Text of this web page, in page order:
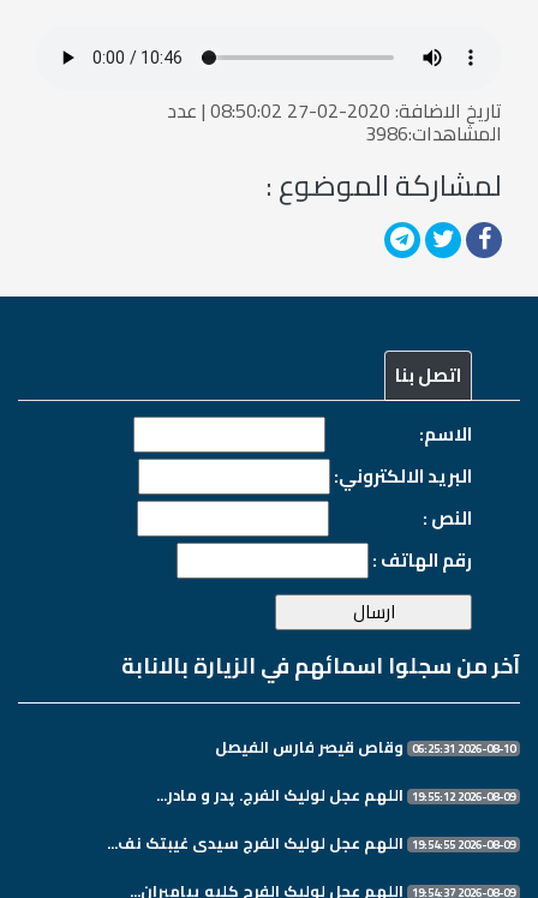
تاريخ الاضافة: 2020-02-27 08:50:02 | عدد
المشاهدات:3986
لمشاركة الموضوع :
اتصل بنا
الاسم:
البريد الالكتروني:
النص :
رقم الهاتف :
آخر من سجلوا اسمائهم في الزيارة بالانابة
2026-08-10 06:25:31 وقاص قيصر فارس الفيصل
2026-08-09 19:55:12 اللهم عجل لولیک الفرج. پدر و مادر...
2026-08-09 19:54:55 اللهم عجل لولیک الفرج سیدی غیبتک نف...
2026-08-09 19:54:37 اللهم عجل لولیک الفرج کلیه پیامبران...